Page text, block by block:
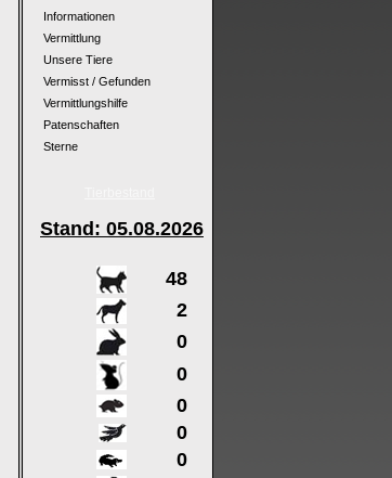
Informationen
Vermittlung
Unsere Tiere
Vermisst / Gefunden
Vermittlungshilfe
Patenschaften
Sterne
Stand: 05.08.2026
48
2
0
0
0
0
0